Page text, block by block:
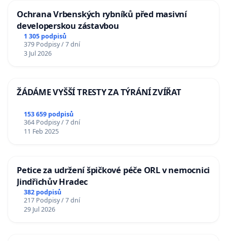
Ochrana Vrbenských rybníků před masivní
developerskou zástavbou
1 305 podpisů
379 Podpisy / 7 dní
3 Jul 2026
ŽÁDÁME VYŠŠÍ TRESTY ZA TÝRÁNÍ ZVÍŘAT
153 659 podpisů
364 Podpisy / 7 dní
11 Feb 2025
Petice za udržení špičkové péče ORL v nemocnici
Jindřichův Hradec
382 podpisů
217 Podpisy / 7 dní
29 Jul 2026